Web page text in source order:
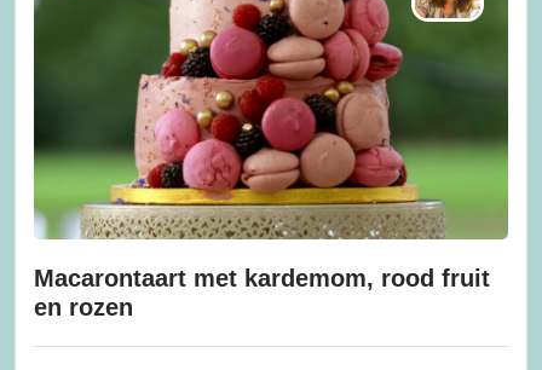
Macarontaart met kardemom, rood fruit
en rozen